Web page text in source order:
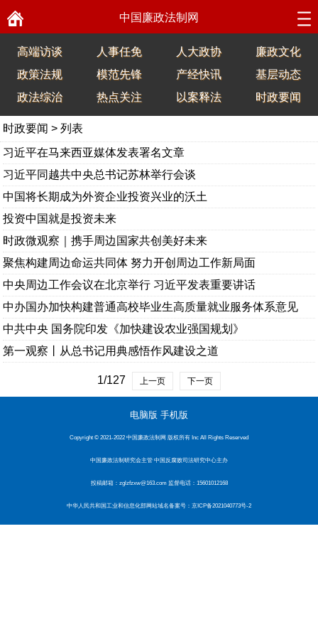
中国廉政法制网
高端访谈 人事任免 人大政协
廉政文化
政策法规
模范先锋 产经快讯
基层动态
政法综治
热点关注 以案释法 时政要闻
时政要闻 > 列表
习近平在马来西亚媒体发表署名文章
习近平同越共中央总书记苏林举行会谈
中国将长期成为外资企业投资兴业的沃土
投资中国就是投资未来
时政微观察｜携手周边国家共创美好未来
聚焦构建周边命运共同体 努力开创周边工作新局面
中央周边工作会议在北京举行 习近平发表重要讲话
中办国办加快构建普通高校毕业生高质量就业服务体系意见
中共中央 国务院印发《加快建设农业强国规划》
第一观察丨从总书记用典感悟作风建设之道
1/127 上一页 下一页
电脑版 手机版
Copyright © 2021-2022 中国廉政法制网 版权所有 Inc All Rights Reserved
中国廉政法制研究会主管 中国反腐败司法研究中心主办
投稿邮箱：zglzfzxw@163.com 监督电话：15601012168
中华人民共和国工业和信息化部网站域名备案号： 京ICP备2021040773号-2